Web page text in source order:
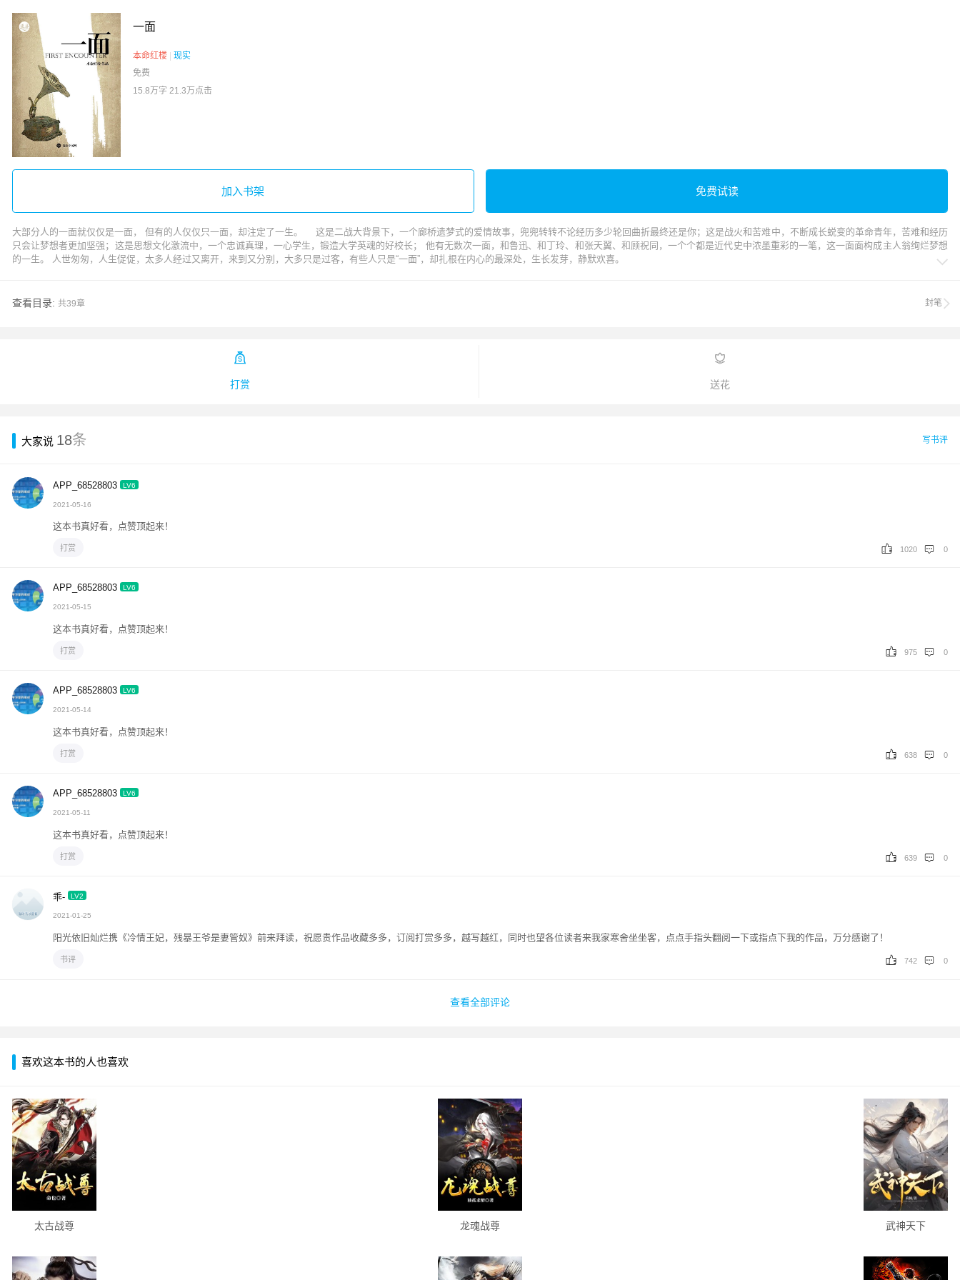
一面
本命红楼 | 现实
免费
15.8万字 21.3万点击
加入书架 免费试读
大部分人的一面就仅仅是一面， 但有的人仅仅只一面，却注定了一生。 这是二战大背景下，一个廊桥遗梦式的爱情故事，兜兜转转不论经历多少轮回曲折最终还是你；这是战火和苦难中，不断成长蜕变的革命青年，苦难和经历
只会让梦想者更加坚强；这是思想文化激流中，一个忠诚真理，一心学生，锻造大学英魂的好校长； 他有无数次一面，和鲁迅、和丁玲、和张天翼、和顾祝同，一个个都是近代史中浓墨重彩的一笔，这一面面构成主人翁绚烂梦想
的一生。 人世匆匆，人生促促，太多人经过又离开，来到又分别，大多只是过客，有些人只是“一面”，却扎根在内心的最深处，生长发芽，静默欢喜。

查看目录: 共39章 封笔

打赏

送花
大家说 18条 写书评
APP_68528803 LV6
2021-05-16
这本书真好看，点赞顶起来！
1020 0
打赏
APP_68528803 LV6
2021-05-15
这本书真好看，点赞顶起来！
975 0
打赏
APP_68528803 LV6
2021-05-14
这本书真好看，点赞顶起来！
638 0
打赏
APP_68528803 LV6
2021-05-11
这本书真好看，点赞顶起来！
639 0
打赏
乖- LV2
2021-01-25
阳光依旧灿烂携《冷情王妃，残暴王爷是妻管奴》前来拜读，祝愿贵作品收藏多多，订阅打赏多多，越写越红，同时也望各位读者来我家寒舍坐坐客，点点手指头翻阅一下或指点下我的作品，万分感谢了！
742 0
书评
查看全部评论
喜欢这本书的人也喜欢
太古战尊 龙魂战尊 武神天下